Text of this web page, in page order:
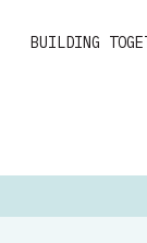
BUILDING